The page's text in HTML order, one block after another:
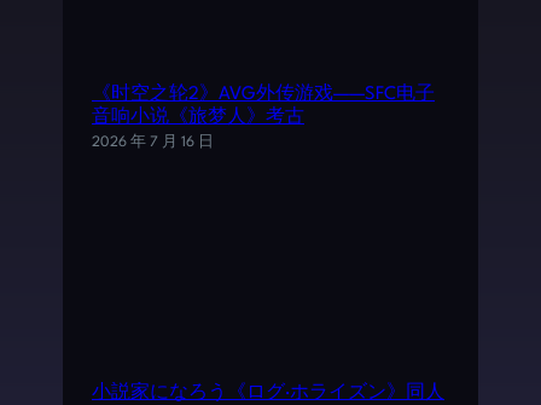
《时空之轮2》AVG外传游戏——SFC电子
音响小说《旅梦人》考古
2026 年 7 月 16 日
小説家になろう《ログ·ホライズン》同人